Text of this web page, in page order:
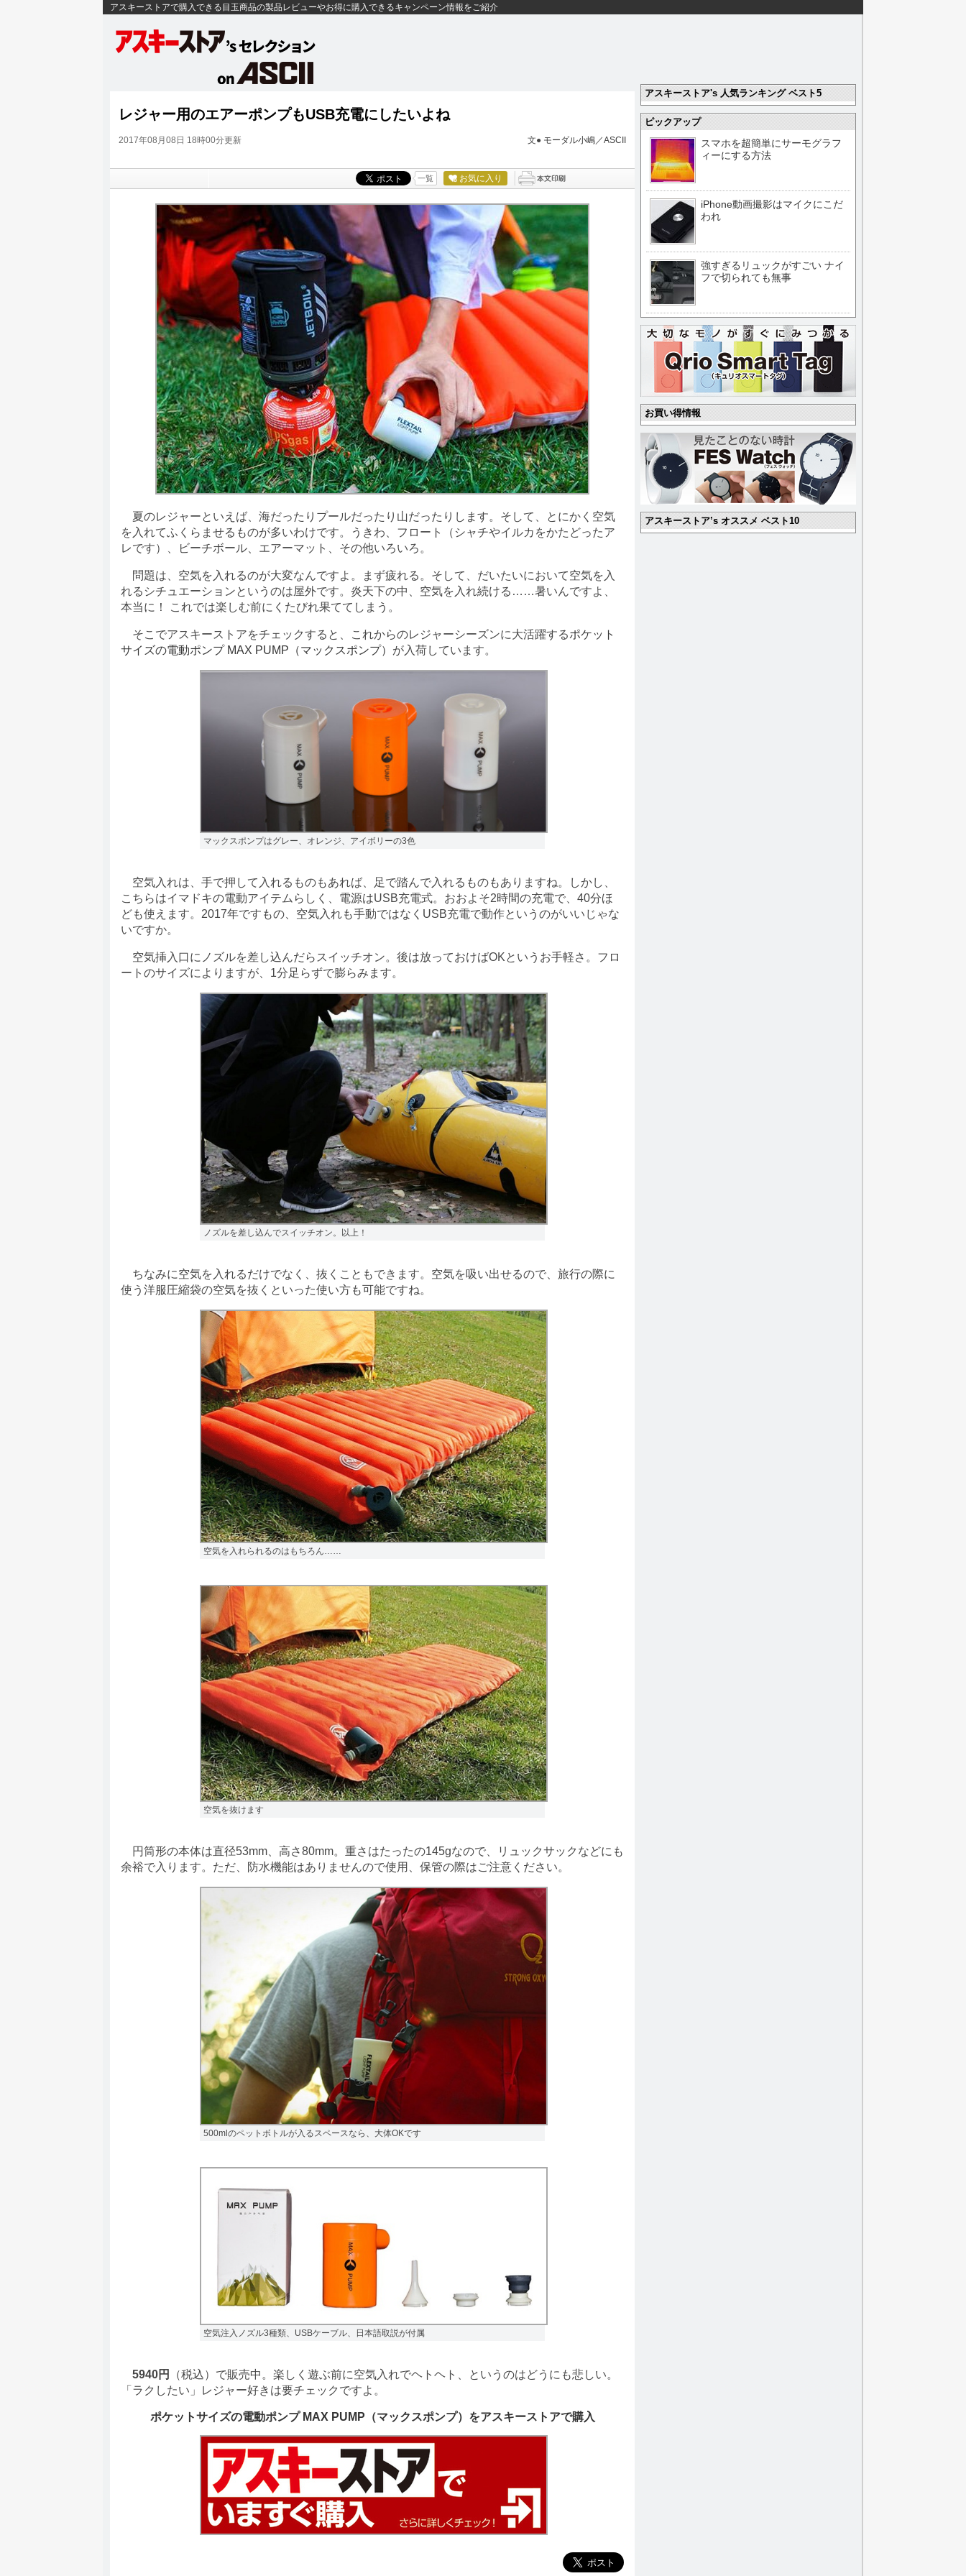
アスキーストアで購入できる目玉商品の製品レビューやお得に購入できるキャンペーン情報をご紹介
レジャー用のエアーポンプもUSB充電にしたいよね
2017年08月08日 18時00分更新 文● モーダル小嶋／ASCII
一覧 お気に入り
夏のレジャーといえば、海だったりプールだったり山だったりします。そして、とにかく空気
を入れてふくらませるものが多いわけです。うきわ、フロート（シャチやイルカをかたどったア
レです）、ビーチボール、エアーマット、その他いろいろ。
問題は、空気を入れるのが大変なんですよ。まず疲れる。そして、だいたいにおいて空気を入
れるシチュエーションというのは屋外です。炎天下の中、空気を入れ続ける……暑いんですよ、
本当に！ これでは楽しむ前にくたびれ果ててしまう。
そこでアスキーストアをチェックすると、これからのレジャーシーズンに大活躍するポケット
サイズの電動ポンプ MAX PUMP（マックスポンプ） が入荷しています。
マックスポンプはグレー、オレンジ、アイボリーの3色
空気入れは、手で押して入れるものもあれば、足で踏んで入れるものもありますね。しかし、
こちらはイマドキの電動アイテムらしく、電源はUSB充電式。おおよそ2時間の充電で、40分ほ
ども使えます。2017年ですもの、空気入れも手動ではなくUSB充電で動作というのがいいじゃな
いですか。
空気挿入口にノズルを差し込んだらスイッチオン。後は放っておけばOKというお手軽さ。フロ
ートのサイズによりますが、1分足らずで膨らみます。
ノズルを差し込んでスイッチオン。以上！
ちなみに空気を入れるだけでなく、抜くこともできます。空気を吸い出せるので、旅行の際に
使う洋服圧縮袋の空気を抜くといった使い方も可能ですね。
空気を入れられるのはもちろん……
空気を抜けます
円筒形の本体は直径53mm、高さ80mm。重さはたったの145gなので、リュックサックなどにも
余裕で入ります。ただ、防水機能はありませんので使用、保管の際はご注意ください。
500mlのペットボトルが入るスペースなら、大体OKです
空気注入ノズル3種類、USBケーブル、日本語取説が付属
5940円
（税込）で販売中。楽しく遊ぶ前に空気入れでヘトヘト、というのはどうにも悲しい。
「ラクしたい」レジャー好きは要チェックですよ。
ポケットサイズの電動ポンプ MAX PUMP（マックスポンプ）をアスキーストアで購入
アスキーストア's 人気ランキング ベスト5
ピックアップ
スマホを超簡単にサーモグラフ
ィーにする方法
iPhone動画撮影はマイクにこだ
われ
強すぎるリュックがすごい ナイ
フで切られても無事
お買い得情報
アスキーストア’s オススメ ベスト10